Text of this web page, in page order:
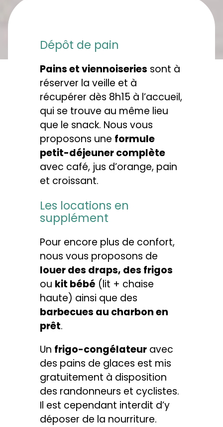
Dépôt de pain
Pains et viennoiseries sont à
réserver la veille et à
récupérer dès 8h15 à l’accueil,
qui se trouve au même lieu
que le snack. Nous vous
proposons une formule
petit-déjeuner complète
avec café, jus d’orange, pain
et croissant.
Les locations en
supplément
Pour encore plus de confort,
nous vous proposons de
louer des draps, des frigos
ou kit bébé (lit + chaise
haute) ainsi que des
barbecues au charbon en
prêt.
Un frigo-congélateur avec
des pains de glaces est mis
gratuitement à disposition
des randonneurs et cyclistes.
Il est cependant interdit d’y
déposer de la nourriture.